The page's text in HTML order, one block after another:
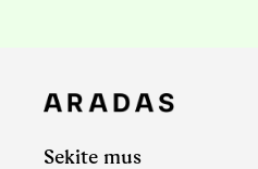
Sekite mus